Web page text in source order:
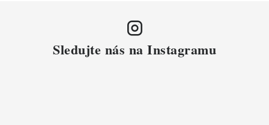
Sledujte nás na Instagramu